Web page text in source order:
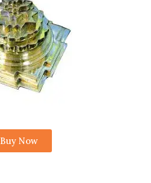
Buy Now